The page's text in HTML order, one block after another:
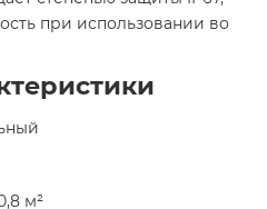
при использовании во
м²